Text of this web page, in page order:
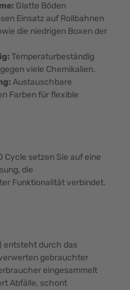
Glatte Böden
Einsatz auf Rollbahnen
die niedrigen Boxen der
Temperaturbeständig
viele Chemikalien.
Austauschbare
Farben für flexible
Cycle setzen Sie auf eine
die
Funktionalität verbindet.
entsteht durch das
gebrauchter
eingesammelt
Abfälle, schont